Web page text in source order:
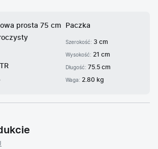
prosta 75 cm
Paczka
Szerokość: 3 cm
Wysokość: 21 cm
Długość: 75.5 cm
Waga: 2.80 kg